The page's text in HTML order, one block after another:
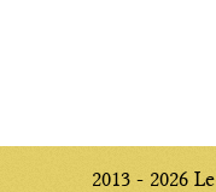
2013 - 2026